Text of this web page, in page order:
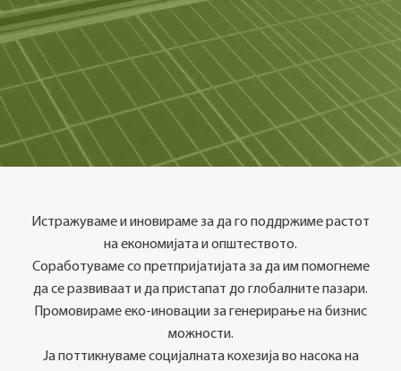
Истражуваме и иновираме за да го поддржиме растот
на економијата и општеството.
Соработуваме со претпријатијата за да им помогнеме
да се развиваат и да пристапат до глобалните пазари.
Промовираме еко-иновации за генерирање на бизнис
можности.
Ја поттикнуваме социјалната кохезија во насока на